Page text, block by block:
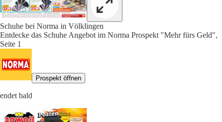
Schuhe bei Norma in Völklingen
Entdecke das Schuhe Angebot im Norma Prospekt "Mehr fürs Geld",
Seite 1
Prospekt öffnen
endet bald